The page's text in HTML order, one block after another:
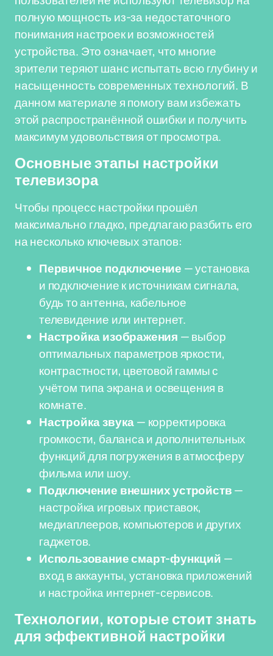
полную мощность из-за недостаточного
понимания настроек и возможностей
устройства. Это означает, что многие
зрители теряют шанс испытать всю глубину и
насыщенность современных технологий. В
данном материале я помогу вам избежать
этой распространённой ошибки и получить
максимум удовольствия от просмотра.
Основные этапы настройки
телевизора
Чтобы процесс настройки прошёл
максимально гладко, предлагаю разбить его
на несколько ключевых этапов:
Первичное подключение — установка
и подключение к источникам сигнала,
будь то антенна, кабельное
телевидение или интернет.
Настройка изображения — выбор
оптимальных параметров яркости,
контрастности, цветовой гаммы с
учётом типа экрана и освещения в
комнате.
Настройка звука— корректировка
громкости, баланса и дополнительных
функций для погружения в атмосферу
фильма или шоу.
Подключение внешних устройств—
настройка игровых приставок,
медиаплееров, компьютеров и других
гаджетов.
Использование смарт-функций —
вход в аккаунты, установка приложений
и настройка интернет-сервисов.
Технологии, которые стоит знать
для эффективной настройки